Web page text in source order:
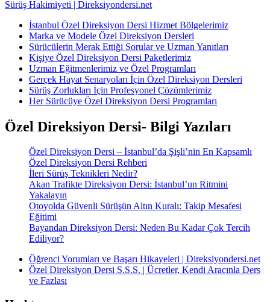
Sürüş Hakimiyeti | Direksiyondersi.net
İstanbul Özel Direksiyon Dersi Hizmet Bölgelerimiz
Marka ve Modele Özel Direksiyon Dersleri
Sürücülerin Merak Ettiği Sorular ve Uzman Yanıtları
Kişiye Özel Direksiyon Dersi Paketlerimiz
Uzman Eğitmenlerimiz ve Özel Programları
Gerçek Hayat Senaryoları İçin Özel Direksiyon Dersleri
Sürüş Zorlukları İçin Profesyonel Çözümlerimiz
Her Sürücüye Özel Direksiyon Dersi Programları
Özel Direksiyon Dersi- Bilgi Yazıları
Özel Direksiyon Dersi – İstanbul’da Şişli’nin En Kapsamlı
Özel Direksiyon Dersi Rehberi
İleri Sürüş Teknikleri Nedir?
Akan Trafikte Direksiyon Dersi: İstanbul’un Ritmini
Yakalayın
Otoyolda Güvenli Sürüşün Altın Kuralı: Takip Mesafesi
Eğitimi
Bayandan Direksiyon Dersi: Neden Bu Kadar Çok Tercih
Ediliyor?
Öğrenci Yorumları ve Başarı Hikayeleri | Direksiyondersi.net
Özel Direksiyon Dersi S.S.S. | Ücretler, Kendi Aracınla Ders
ve Fazlası